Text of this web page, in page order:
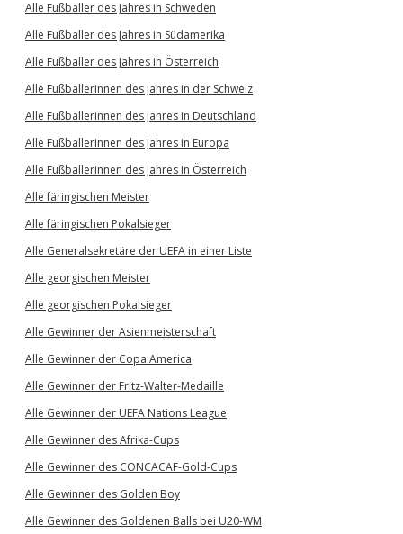
Alle Fußballer des Jahres in Schweden
Alle Fußballer des Jahres in Südamerika
Alle Fußballer des Jahres in Österreich
Alle Fußballerinnen des Jahres in der Schweiz
Alle Fußballerinnen des Jahres in Deutschland
Alle Fußballerinnen des Jahres in Europa
Alle Fußballerinnen des Jahres in Österreich
Alle färingischen Meister
Alle färingischen Pokalsieger
Alle Generalsekretäre der UEFA in einer Liste
Alle georgischen Meister
Alle georgischen Pokalsieger
Alle Gewinner der Asienmeisterschaft
Alle Gewinner der Copa America
Alle Gewinner der Fritz-Walter-Medaille
Alle Gewinner der UEFA Nations League
Alle Gewinner des Afrika-Cups
Alle Gewinner des CONCACAF-Gold-Cups
Alle Gewinner des Golden Boy
Alle Gewinner des Goldenen Balls bei U20-WM